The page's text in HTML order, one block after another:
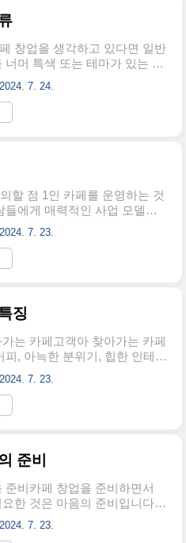
품질 제품 제공 프리미엄 원두
극대화하세요. 고객들은 더 나
피를 위해 추가 비용을 지불할
다. 카페가 가장 우선시 해야
모든 것이 꽝입니다. 커피가 전
창업을 생각하고 있다면 일반
너머 특색 또는 테마가 있는 카
보는 것도 나쁘지 않습니다. 어
냐에 따라 전혀 다른 느낌의
수 있습니다. 특색 있는 카페는
컨셉을 통해 고객들에게 특
다양하고 창의적인 아이디어
컨셉의 카페들입니다.1. 동물
페설명: 고양이와 함께 시간
는 카페로, 고객들은 음료를 마
와 놀 수 있습니다.특징: 고양
는 사람들이 많이 찾으며, 고양
2024. 7. 24.
할 점 1인 카페를 운영하는 것
들에게 매력적인 사업 모델이
장단점이 있습니다. 비용도 절
이 원하는 대로 운영할 수 있고,
감도 만들 수 있습니다. 하지만
인력이 없기 때문에 건강상의
고 시작해야 합니다. 이제 더 상
저 장점을 이야기 해 볼까요. 장
해도 인건비가 들지 않습니
마음대로 할 수 있습니다. 시
있습니다. 낮은 인건비1인 카페
2024. 7. 23.
징
는 카페고객아 찾아가는 카페
피, 아늑한 분위기, 힙한 인테리
저트, 친절한 고객서비스 등 다
존재합니다. 카페를 창업할 때
건들을 생각해 보고 카페의 주
를 하는 것이 중요합니다. 고
관심을 끌고, 재방문을 유도하
니다. 다음은 고객이 찾아가는
특징들입니다.1. 고품질 커피와
의 원두 사용신선한 원두: 고
원두를 사용하여 맛있는 커
2024. 7. 23.
준비
준비카페 창업을 준비하면서
한 것은 마음의 준비입니다.
는 철저한 상황 파악과 상업적
더불어 어떤 마음으로 카페를
2024. 7. 23.